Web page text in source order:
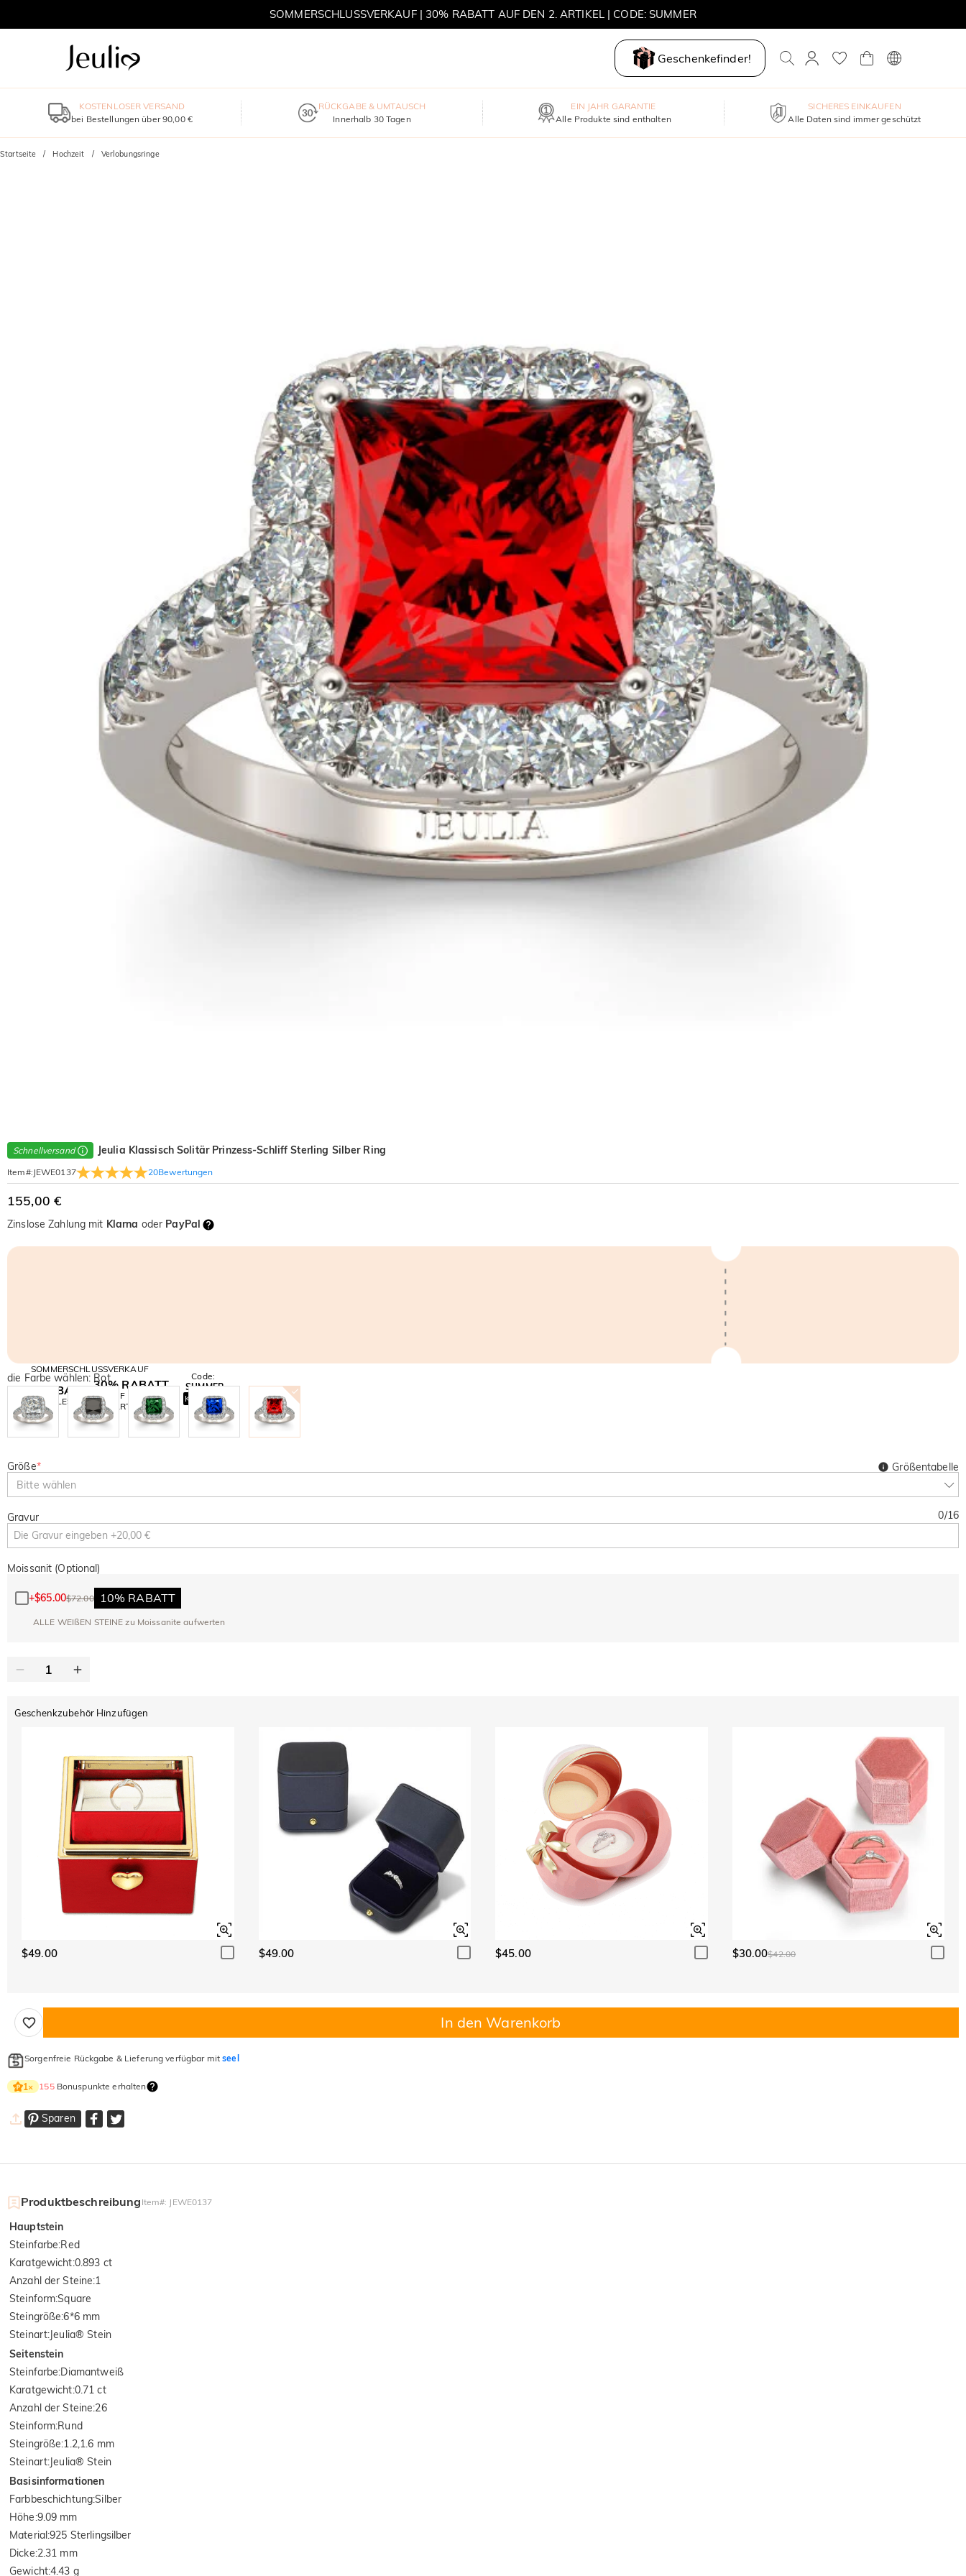
SOMMERSCHLUSSVERKAUF | 30% RABATT AUF DEN 2. ARTIKEL | CODE: SUMMER
Geschenkefinder!
KOSTENLOSER VERSAND
bei Bestellungen über 90,00 €
RÜCKGABE & UMTAUSCH
Innerhalb 30 Tagen
EIN JAHR GARANTIE
Alle Produkte sind enthalten
SICHERES EINKAUFEN
Alle Daten sind immer geschützt
Startseite Hochzeit Verlobungsringe
Schnellversand Jeulia Klassisch Solitär Prinzess-Schliff Sterling Silber Ring
Item#: JEWE0137 20Bewertungen
155,00 €
Zinslose Zahlung mit Klarna oder PayPal
SOMMERSCHLUSSVERKAUF
10% RABATT
AUF ALLES
30% RABATT
AUF DEN 2.
ARTIKEL
Code:
SUMMER
Kopieren
die Farbe wählen: Rot
Größe*
Bitte wählen
Größentabelle
Gravur 0/16
Moissanit (Optional)
+$65.00$72.00 10% RABATT
ALLE WEIßEN STEINE zu Moissanite aufwerten
Geschenkzubehör Hinzufügen
$49.00 $49.00 $45.00 $30.00$42.00
In den Warenkorb
Sorgenfreie Rückgabe & Lieferung verfügbar mitseel
1× 155Bonuspunkte erhalten
Sparen
Produktbeschreibung Item#: JEWE0137
Hauptstein
Steinfarbe:Red
Karatgewicht:0.893 ct
Anzahl der Steine:1
Steinform:Square
Steingröße:6*6 mm
Steinart: Jeulia® Stein
Seitenstein
Steinfarbe:Diamantweiß
Karatgewicht:0.71 ct
Anzahl der Steine:26
Steinform:Rund
Steingröße:1.2,1.6 mm
Steinart: Jeulia® Stein
Basisinformationen
Farbbeschichtung:Silber
Höhe:9.09 mm
Material :925 Sterlingsilber
Dicke:2.31 mm
Gewicht:4.43 g